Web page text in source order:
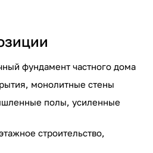
фундамент частного дома
монолитные стены
полы, усиленные
строительство,